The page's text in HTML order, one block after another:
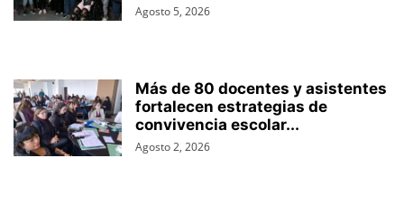
Agosto 5, 2026
Más de 80 docentes y asistentes
fortalecen estrategias de
convivencia escolar...
Agosto 2, 2026